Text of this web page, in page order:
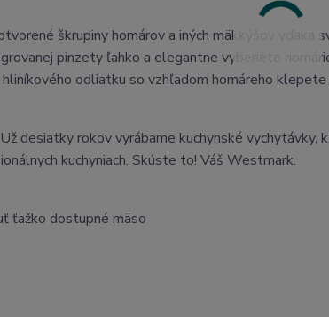
škrupiny homárov a iných mäkkýšov vďaka
pinzety ľahko a elegantne vyberiete
odliatku so vzhľadom homáreho klepete
desiatky rokov vyrábame kuchynské vychytávky,
kuchyniach. Skúste to! Váš Westmark.
ťažko dostupné mäso